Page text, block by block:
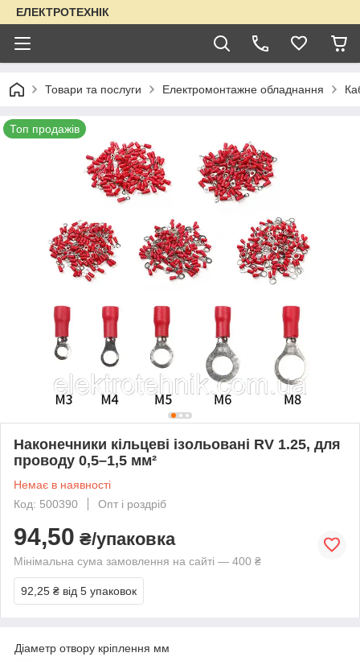
ЕЛЕКТРОТЕХНІК
Товари та послуги Електромонтажне обладнання
Топ продажів
Наконечники кільцеві ізольовані RV 1.25, для
проводу 0,5–1,5 мм²
Немає в наявності
Код: 500390
Опт і роздріб
94,50 ₴/упаковка
Мінімальна сума замовлення на сайті — 400 ₴
92,25 ₴ від 5 упаковок
Діаметр отвору кріплення мм